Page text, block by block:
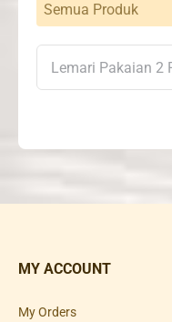
Semua Produk
MY ACCOUNT
My Orders